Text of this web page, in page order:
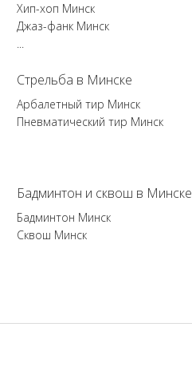
Хип-хоп Минск
Джаз-фанк Минск
...
Стрельба в Минске
Арбалетный тир Минск
Пневматический тир Минск
Бадминтон и сквош в Минске
Бадминтон Минск
Сквош Минск